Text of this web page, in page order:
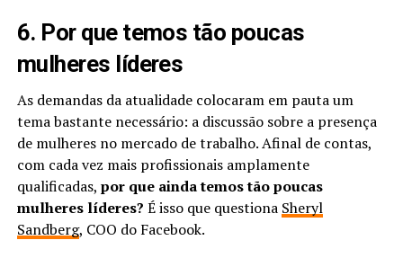
6. Por que temos tão poucas
mulheres líderes
As demandas da atualidade colocaram em pauta um
tema bastante necessário: a discussão sobre a presença
de mulheres no mercado de trabalho. Afinal de contas,
com cada vez mais profissionais amplamente
qualificadas, por que ainda temos tão poucas
mulheres líderes? É isso que questiona Sheryl
Sandberg, COO do Facebook.